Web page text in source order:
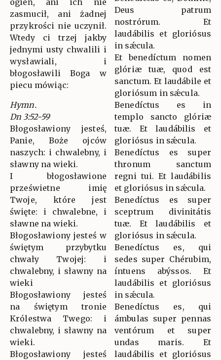
zasmucił, ani żadnej
przykrości nie uczynił.
Wtedy ci trzej jakby
jednymi usty chwalili i
wysławiali, i
błogosławili Boga w
piecu mówiąc:
Hymn.
Dn 3:52-59
Błogosławiony jesteś,
Panie, Boże ojców
naszych: i chwalebny, i
sławny na wieki.
I błogosławione
prześwietne imię
Twoje, które jest
święte: i chwalebne, i
sławne na wieki.
Błogosławiony jesteś w
świętym przybytku
chwały Twojej: i
chwalebny, i sławny na
wieki
Błogosławiony jesteś
na świętym tronie
Królestwa Twego: i
chwalebny, i sławny na
wieki.
Błogosławiony jesteś
Deus patrum
nostrórum. Et
laudábilis et gloriósus
in sǽcula.
Et benedíctum nomen
glóriæ tuæ, quod est
sanctum. Et laudábile et
gloriósum in sǽcula.
Benedíctus es in
templo sancto glóriæ
tuæ. Et laudábilis et
gloriósus in sǽcula.
Benedíctus es super
thronum sanctum
regni tui. Et laudábilis
et gloriósus in sǽcula.
Benedíctus es super
sceptrum divinitátis
tuæ. Et laudábilis et
gloriósus in sǽcula.
Benedíctus es, qui
sedes super Chérubim,
íntuens abýssos. Et
laudábilis et gloriósus
in sǽcula.
Benedíctus es, qui
ámbulas super pennas
ventórum et super
undas maris. Et
laudábilis et gloriósus